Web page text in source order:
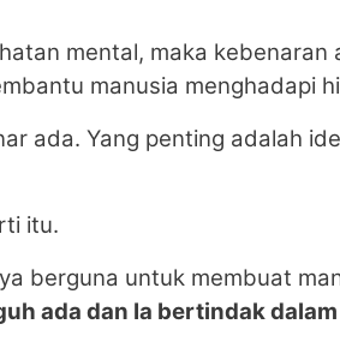
mental, maka
manusia menghadapi
ada. Yang penting adalah
itu.
berguna untuk membuat
ada dan Ia bertindak